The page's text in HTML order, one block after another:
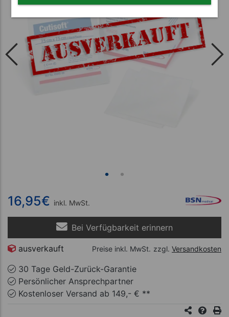
16,95€ inkl. MwSt.
Bei Verfügbarkeit erinnern
ausverkauft Preise inkl. MwSt. zzgl. Versandkosten
30 Tage Geld-Zurück-Garantie
Persönlicher Ansprechpartner
Kostenloser Versand ab 149,- € **